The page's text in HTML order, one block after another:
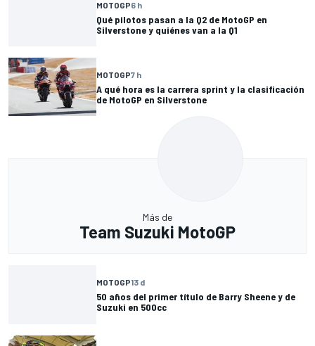
MOTOGP6 h
Qué pilotos pasan a la Q2 de MotoGP en
Silverstone y quiénes van a la Q1
MOTOGP7 h
A qué hora es la carrera sprint y la clasificación
de MotoGP en Silverstone
Más de
Team Suzuki MotoGP
MOTOGP13 d
50 años del primer título de Barry Sheene y de
Suzuki en 500cc